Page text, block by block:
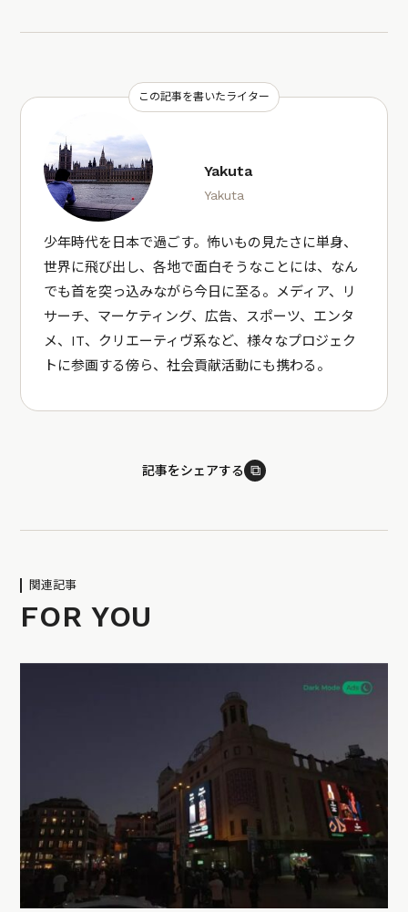
この記事を書いたライター
Yakuta
Yakuta
少年時代を日本で過ごす。怖いもの見たさに単身、
世界に飛び出し、各地で面白そうなことには、なん
でも首を突っ込みながら今日に至る。メディア、リ
サーチ、マーケティング、広告、スポーツ、エンタ
メ、IT、クリエーティヴ系など、様々なプロジェク
トに参画する傍ら、社会貢献活動にも携わる。
記事をシェアする ⧉
関連記事
FOR YOU